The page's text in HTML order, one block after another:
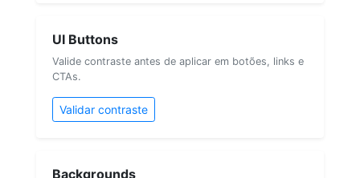
UI Buttons
Valide contraste antes de aplicar em botões, links e
CTAs.
Validar contraste
Backgrounds